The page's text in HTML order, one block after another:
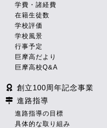
学費・諸経費
在籍生徒数
学校評価
学校風景
行事予定
巨摩高だより
巨摩高校Q&A
創立100周年記念事業
進路指導
進路指導の目標
具体的な取り組み